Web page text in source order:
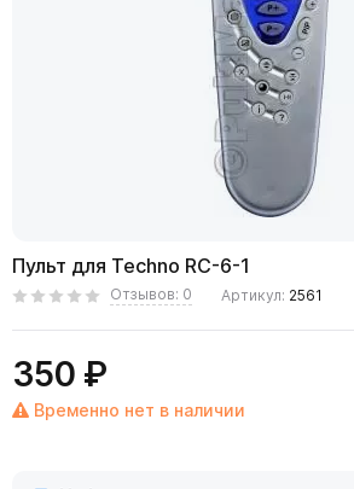
Пульт для Techno RC-6-1
Отзывов: 0 Артикул: 2561
350 ₽
Временно нет в наличии